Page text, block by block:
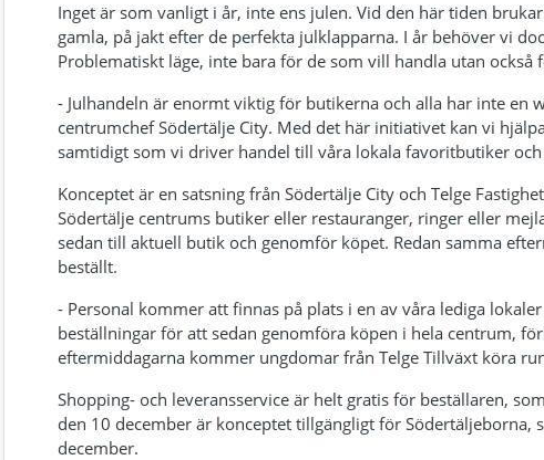
Inget är som vanligt i år, inte ens julen. Vid den här tiden
gamla, på jakt efter de perfekta julklapparna. I år behöver vi
Problematiskt läge, inte bara för de som vill handla utan också
- Julhandeln är enormt viktig för butikerna och alla har inte en
centrumchef Södertälje City. Med det här initiativet kan vi
samtidigt som vi driver handel till våra lokala favoritbutiker
Konceptet är en satsning från Södertälje City och Telge
Södertälje centrums butiker eller restauranger, ringer eller
sedan till aktuell butik och genomför köpet. Redan samma
beställt.
- Personal kommer att finnas på plats i en av våra lediga
beställningar för att sedan genomföra köpen i hela centrum,
eftermiddagarna kommer ungdomar från Telge Tillväxt köra
Shopping- och leveransservice är helt gratis för beställaren,
den 10 december är konceptet tillgängligt för
december.